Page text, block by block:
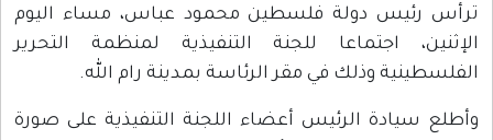
ترأس رئيس دولة فلسطين محمود عباس، مساء اليوم
الإثنين، اجتماعا للجنة التنفيذية لمنظمة التحرير
الفلسطينية وذلك في مقر الرئاسة بمدينة رام الله.
وأطلع سيادة الرئيس أعضاء اللجنة التنفيذية على صورة